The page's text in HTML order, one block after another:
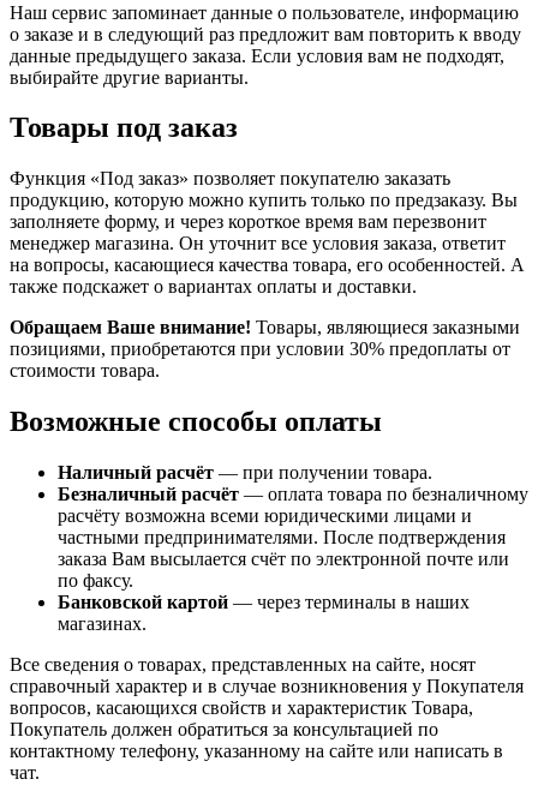
Наш сервис запоминает данные о пользователе, информацию
о заказе и в следующий раз предложит вам повторить к вводу
данные предыдущего заказа. Если условия вам не подходят,
выбирайте другие варианты.
Товары под заказ
Функция «Под заказ» позволяет покупателю заказать
продукцию, которую можно купить только по предзаказу. Вы
заполняете форму, и через короткое время вам перезвонит
менеджер магазина. Он уточнит все условия заказа, ответит
на вопросы, касающиеся качества товара, его особенностей. А
также подскажет о вариантах оплаты и доставки.
Обращаем Ваше внимание! Товары, являющиеся заказными
позициями, приобретаются при условии 30% предоплаты от
стоимости товара.
Возможные способы оплаты
Наличный расчёт — при получении товара.
Безналичный расчёт — оплата товара по безналичному
расчёту возможна всеми юридическими лицами и
частными предпринимателями. После подтверждения
заказа Вам высылается счёт по электронной почте или
по факсу.
Банковской картой — через терминалы в наших
магазинах.
Все сведения о товарах, представленных на сайте, носят
справочный характер и в случае возникновения у Покупателя
вопросов, касающихся свойств и характеристик Товара,
Покупатель должен обратиться за консультацией по
контактному телефону, указанному на сайте или написать в
чат.